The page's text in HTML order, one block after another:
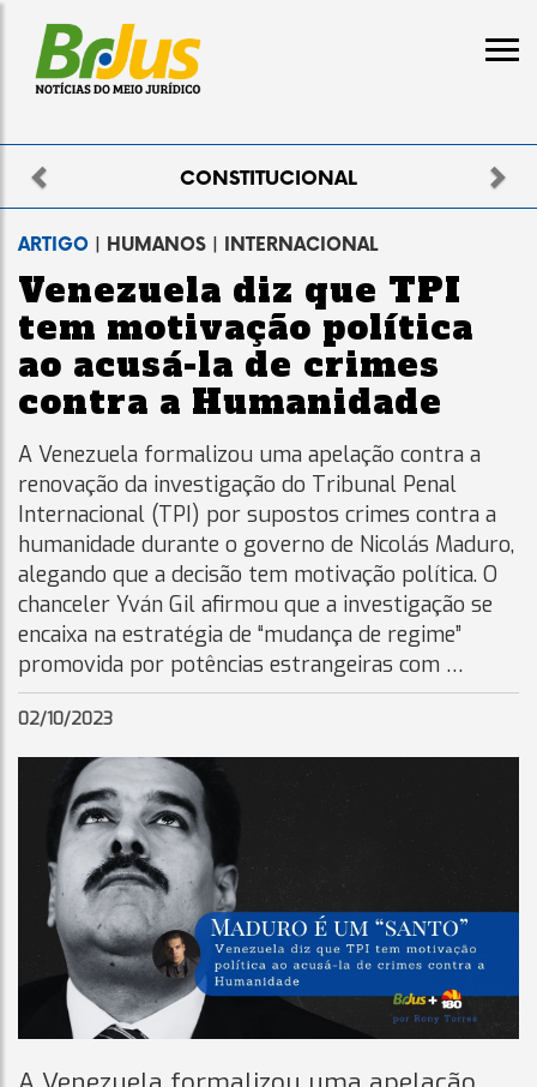
ELEITORAL
Previous
ARTIGO | HUMANOS | INTERNACIONAL
Venezuela diz que TPI
tem motivação política
ao acusá-la de crimes
contra a Humanidade
A Venezuela formalizou uma apelação contra a
renovação da investigação do Tribunal Penal
Internacional (TPI) por supostos crimes contra a
humanidade durante o governo de Nicolás Maduro,
alegando que a decisão tem motivação política. O
chanceler Yván Gil afirmou que a investigação se
encaixa na estratégia de “mudança de regime”
promovida por potências estrangeiras com …
02/10/2023